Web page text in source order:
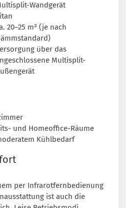
Wandgerät
20–25 m² (je nach
über das
Multisplit-
und Homeoffice-Räume
Kühlbedarf
per Infrarotfernbedienung
ist auch die